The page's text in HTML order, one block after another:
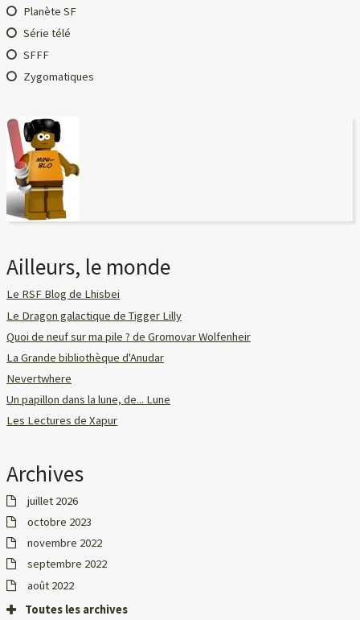
Planète SF
Série télé
SFFF
Zygomatiques
Ailleurs, le monde
Le RSF Blog de Lhisbei
Le Dragon galactique de Tigger Lilly
Quoi de neuf sur ma pile ? de Gromovar Wolfenheir
La Grande bibliothèque d'Anudar
Nevertwhere
Un papillon dans la lune, de... Lune
Les Lectures de Xapur
Archives
juillet 2026
octobre 2023
novembre 2022
septembre 2022
août 2022
Toutes les archives